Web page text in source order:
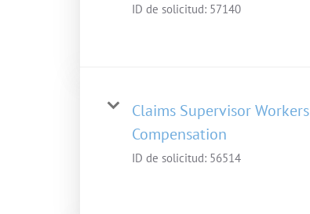
ID de solicitud: 57140
Claims Supervisor Workers
Compensation
ID de solicitud: 56514